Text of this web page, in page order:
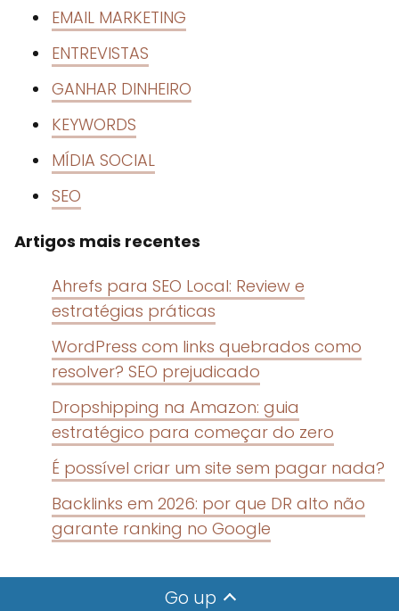
EMAIL MARKETING
ENTREVISTAS
GANHAR DINHEIRO
KEYWORDS
MÍDIA SOCIAL
SEO
Artigos mais recentes
Ahrefs para SEO Local: Review e
estratégias práticas
WordPress com links quebrados como
resolver? SEO prejudicado
Dropshipping na Amazon: guia
estratégico para começar do zero
É possível criar um site sem pagar nada?
Backlinks em 2026: por que DR alto não
garante ranking no Google
Go up